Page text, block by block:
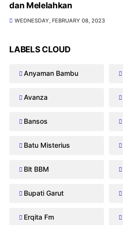
dan Melelahkan
WEDNESDAY, FEBRUARY 08, 2023
LABELS CLOUD
Anyaman Bambu
Avanza
Bansos
Batu Misterius
Blt BBM
Bupati Garut
Erqita Fm